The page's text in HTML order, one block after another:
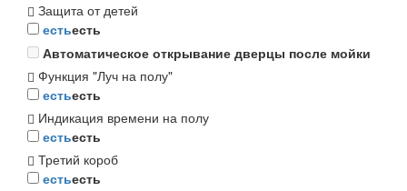
Защита от детей
естьесть
Автоматическое открывание дверцы после мойки
Функция "Луч на полу"
естьесть
Индикация времени на полу
естьесть
Третий короб
естьесть